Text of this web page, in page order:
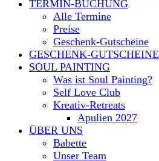
TERMIN-BUCHUNG
Alle Termine
Preise
Geschenk-Gutscheine
GESCHENK-GUTSCHEINE
SOUL PAINTING
Was ist Soul Painting?
Self Love Club
Kreativ-Retreats
Apulien 2027
ÜBER UNS
Babette
Unser Team